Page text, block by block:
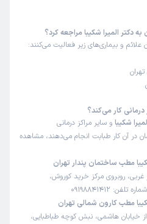
دکتر المیرا شکیبا مراجعه کرد؟
و بیماری‌های زیر فعالیت می‌کنند:
درمانی کار می‌کند؟
شکیبا و سایر مراکز درمانی
در آن کار طبابت انجام می‌دهند، مشاهده
مطب ساختمان پندار تهران
غربی، روبروی مرکز خرید کوروش،
مطب کارون شمالی تهران
از خیابان هاشمی، نبش کوچه طباطبایی،